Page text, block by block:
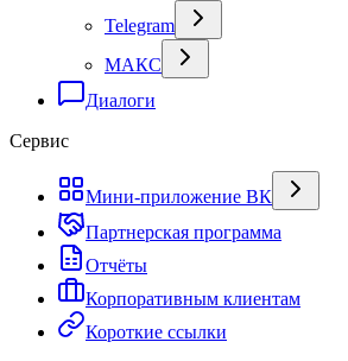
Telegram
МАКС
Диалоги
Сервис
Мини-приложение ВК
Партнерская программа
Отчёты
Корпоративным клиентам
Короткие ссылки